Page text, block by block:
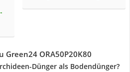
ORA50P20K80
Dünger als Bodendünger?